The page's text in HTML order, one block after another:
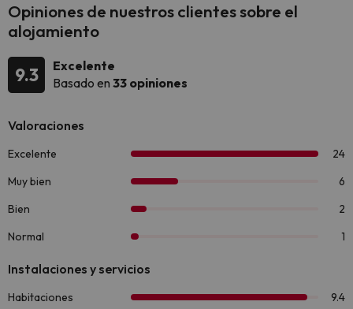
Opiniones de nuestros clientes sobre el
alojamiento
9.3
Excelente
Basado en 33 opiniones